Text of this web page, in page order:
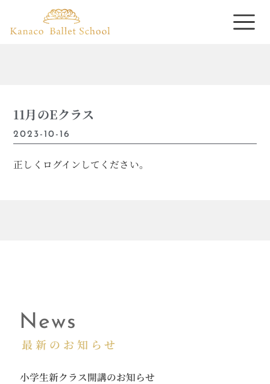
11月のEクラス
2023-10-16
正しくログインしてください。
News
最新のお知らせ
小学生新クラス開講のお知らせ